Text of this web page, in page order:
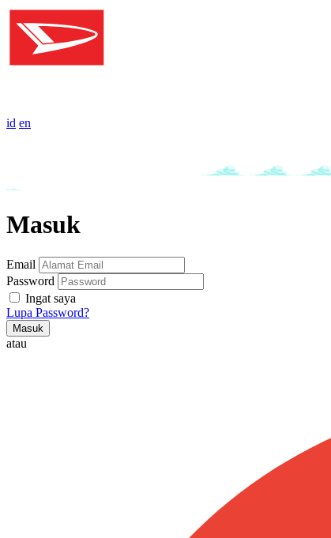
id en
Masuk
Email
Password
Ingat saya
Lupa Password?
Masuk
atau